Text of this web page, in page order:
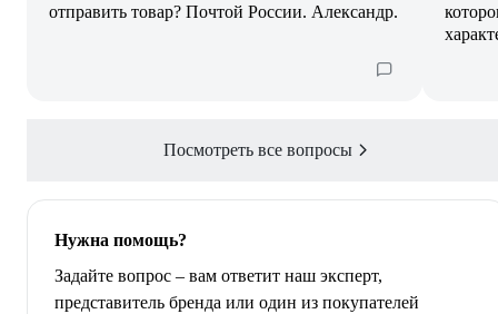
отправить товар? Почтой России. Александр.
Посмотреть все вопросы
Нужна помощь?
Задайте вопрос – вам ответит наш эксперт,
представитель бренда или один из покупателей